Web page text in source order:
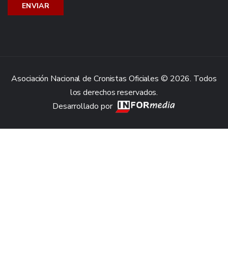
Asociación Nacional de Cronistas Oficiales © 2026. Todos
los derechos reservados.
Desarrollado por